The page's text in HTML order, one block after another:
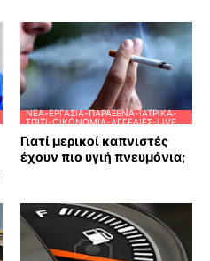
ΝΈΑ-ΕΡΓΑΣΊΑ-ΠΑΡΆΞΕΝΑ-ΙΑΤΡΙΚΆ-
ΣΠΊΤΙ-ΟΙΚΟΝΟΜΊΑ-ΑΓΓΕΛΊΕΣ-LIVE
Γιατί μερικοί καπνιστές
έχουν πιο υγιή πνευμόνια;